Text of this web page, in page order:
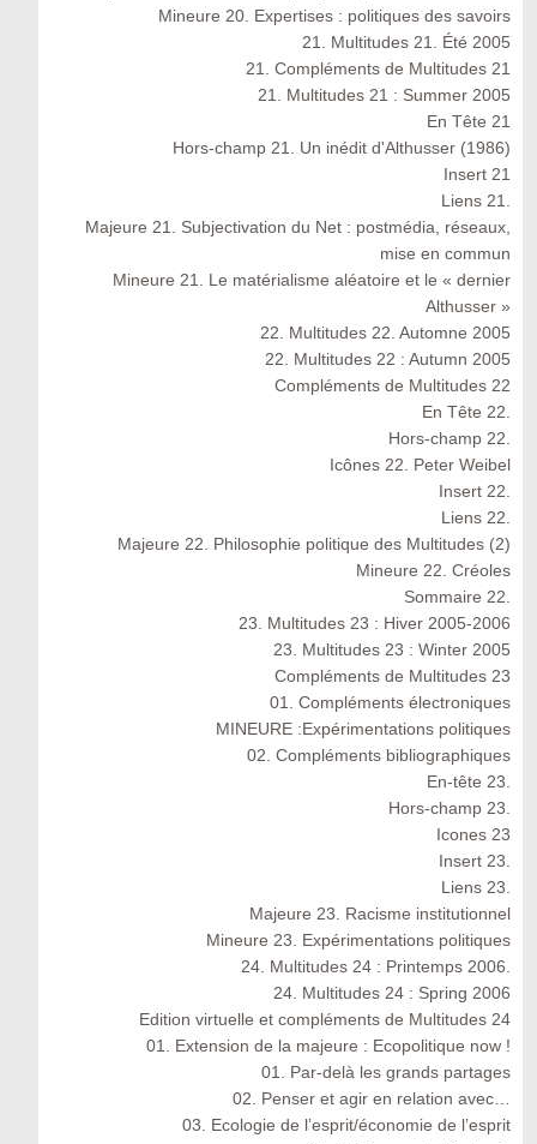
Mineure 20. Expertises : politiques des savoirs
21. Multitudes 21. Été 2005
21. Compléments de Multitudes 21
21. Multitudes 21 : Summer 2005
En Tête 21
Hors-champ 21. Un inédit d'Althusser (1986)
Insert 21
Liens 21.
Majeure 21. Subjectivation du Net : postmédia, réseaux,
mise en commun
Mineure 21. Le matérialisme aléatoire et le « dernier
Althusser »
22. Multitudes 22. Automne 2005
22. Multitudes 22 : Autumn 2005
Compléments de Multitudes 22
En Tête 22.
Hors-champ 22.
Icônes 22. Peter Weibel
Insert 22.
Liens 22.
Majeure 22. Philosophie politique des Multitudes (2)
Mineure 22. Créoles
Sommaire 22.
23. Multitudes 23 : Hiver 2005-2006
23. Multitudes 23 : Winter 2005
Compléments de Multitudes 23
01. Compléments électroniques
MINEURE :Expérimentations politiques
02. Compléments bibliographiques
En-tête 23.
Hors-champ 23.
Icones 23
Insert 23.
Liens 23.
Majeure 23. Racisme institutionnel
Mineure 23. Expérimentations politiques
24. Multitudes 24 : Printemps 2006.
24. Multitudes 24 : Spring 2006
Edition virtuelle et compléments de Multitudes 24
01. Extension de la majeure : Ecopolitique now !
01. Par-delà les grands partages
02. Penser et agir en relation avec…
03. Ecologie de l’esprit/économie de l’esprit